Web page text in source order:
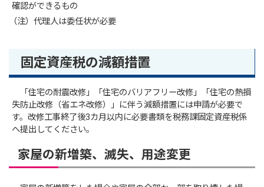
確認ができるもの
（注）代理人は委任状が必要
固定資産税の減額措置
「住宅の耐震改修」「住宅のバリアフリー改修」「住宅の熱損
失防止改修（省エネ改修）」に伴う減額措置には申請が必要で
す。改修工事終了後3カ月以内に必要書類を税務課固定資産税係
へ提出してください。
家屋の新増築、滅失、用途変更